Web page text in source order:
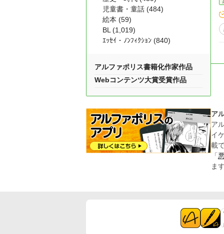
ア
ア
イ
載
「
ま
児童書・童話 (484)
絵本 (59)
BL (1,019)
ｴｯｾｲ・ﾉﾝﾌｨｸｼｮﾝ (840)
アルファポリス書籍化作家作品
Webコンテンツ大賞受賞作品